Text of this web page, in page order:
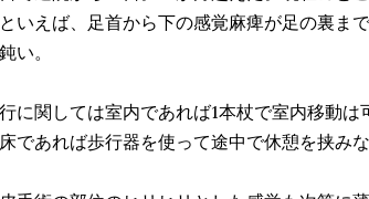
いえば、足首から下の感覚麻痺が足の裏ま
い。
に関しては室内であれば1本杖で室内移動
であれば歩行器を使って途中で休憩を挟み